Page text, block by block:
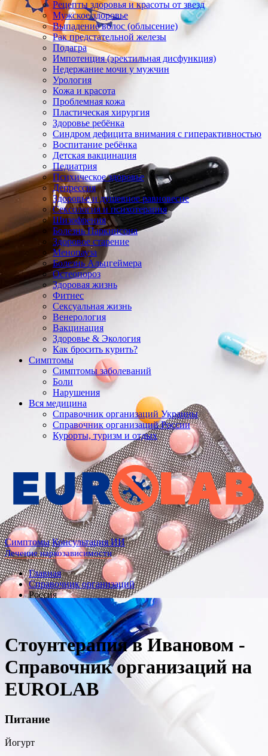
Рецепты здоровья и красоты от звезд
Мужское здоровье
Выпадение волос (облысение)
Рак предстательной железы
Подагра
Импотенция (эректильная дисфункция)
Недержание мочи у мужчин
Урология
Кожа и красота
Проблемная кожа
Пластическая хирургия
Здоровье ребёнка
Синдром дефицита внимания с гиперактивностью
Воспитание ребёнка
Детская вакцинация
Педиатрия
Психическое здоровье
Депрессия
Здоровье и душевное равновесие
Сексология и психотерапия
Шизофрения
Болезнь Паркинсона
Здоровое старение
Менопауза
Болезнь Альцгеймера
Остеопороз
Здоровая жизнь
Фитнес
Сексуальная жизнь
Венерология
Вакцинация
Здоровье & Экология
Как бросить курить?
Симптомы
Симптомы заболеваний
Боли
Нарушения
Вся медицина
Справочник организаций Украины
Справочник организаций России
Курорты, туризм и отдых
Cимптомы Консультация ИИ
Лечение наркозависимости
Главная
Справочник организаций
Россия
Стоунтерапия в Ивановом -
Справочник организаций на
EUROLAB
Питание
Йогурт